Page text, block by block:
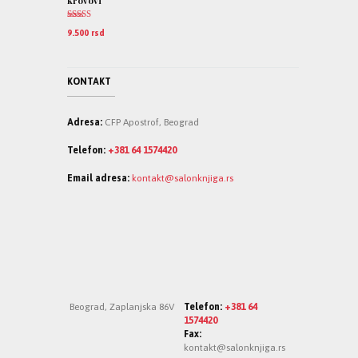
5.00od 5
9.500 rsd
KONTAKT
Adresa: CFP Apostrof, Beograd
Telefon: +381 64 1574420
Email adresa: kontakt@salonknjiga.rs
Telefon: +381 64
1574420
Fax:
kontakt@salonknjiga.rs
Beograd, Zaplanjska 86V